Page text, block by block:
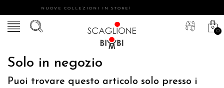
NUOVE COLLEZIONI IN STORE!
0
Solo in negozio
Puoi trovare questo articolo solo presso i